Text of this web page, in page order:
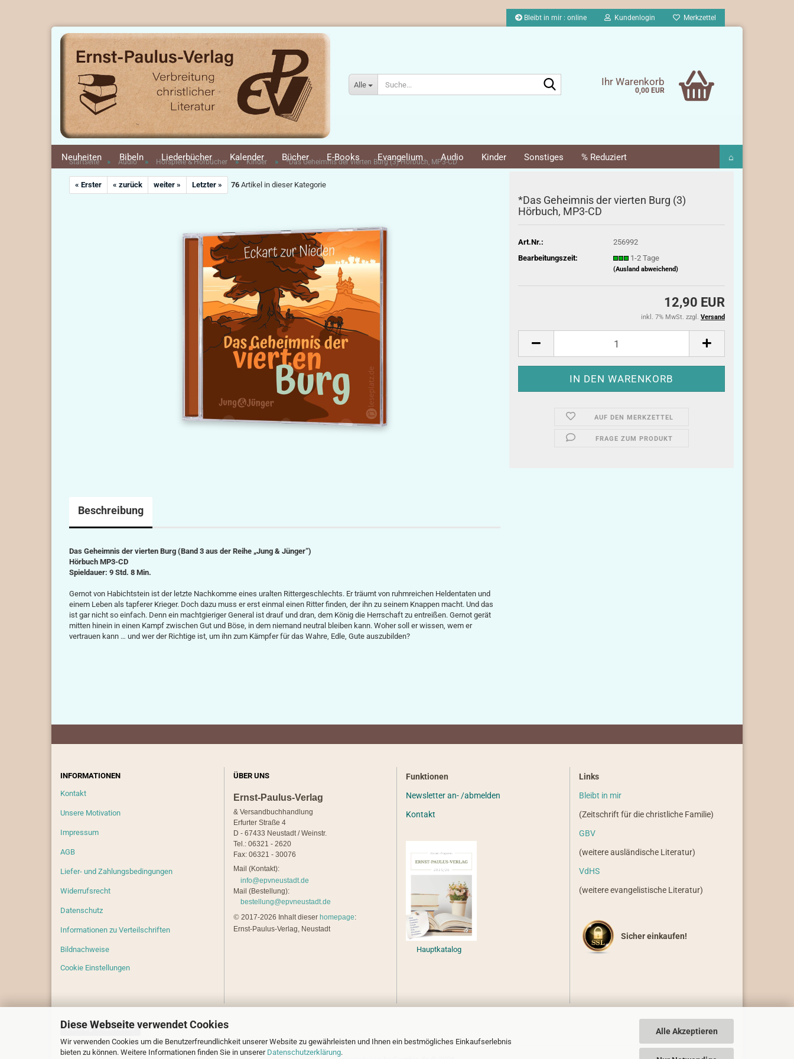
Diese Webseite verwendet Cookies
Wir verwenden Cookies um die Benutzerfreundlichkeit unserer Website zu gewährleisten und Ihnen ein bestmögliches Einkaufserlebnis
bieten zu können. Weitere Informationen finden Sie in unserer Datenschutzerklärung.
Alle Akzeptieren
Bleibt in mir : online Kundenlogin Merkzettel
Alle Ihr Warenkorb
0,00 EUR
Neuheiten Bibeln Liederbücher Kalender Bücher E-Books Evangelium Audio Kinder Sonstiges % Reduziert ⌂
Startseite » Audio » Hörspiele & Hörbücher » Kinder » *Das Geheimnis der vierten Burg (3) Hörbuch, MP3-CD
« Erster « zurück weiter » Letzter » 76 Artikel in dieser Kategorie
*Das Geheimnis der vierten Burg (3)
Hörbuch, MP3-CD
Art.Nr.:
256992
Bearbeitungszeit:
1-2 Tage
(Ausland abweichend)
12,90 EUR
inkl. 7% MwSt. zzgl. Versand
AUF DEN MERKZETTEL
FRAGE ZUM PRODUKT
Beschreibung
Das Geheimnis der vierten Burg (Band 3 aus der Reihe „Jung & Jünger“)
Hörbuch MP3-CD
Spieldauer: 9 Std. 8 Min.
Gernot von Habichtstein ist der letzte Nachkomme eines uralten Rittergeschlechts. Er träumt von ruhmreichen Heldentaten und
einem Leben als tapferer Krieger. Doch dazu muss er erst einmal einen Ritter finden, der ihn zu seinem Knappen macht. Und das
ist gar nicht so einfach. Denn ein machtgieriger General ist drauf und dran, dem König die Herrschaft zu entreißen. Gernot gerät
mitten hinein in einen Kampf zwischen Gut und Böse, in dem niemand neutral bleiben kann. Woher soll er wissen, wem er
vertrauen kann … und wer der Richtige ist, um ihn zum Kämpfer für das Wahre, Edle, Gute auszubilden?
INFORMATIONEN
Kontakt
Unsere Motivation
Impressum
AGB
Liefer- und Zahlungsbedingungen
Widerrufsrecht
Datenschutz
Informationen zu Verteilschriften
Bildnachweise
Cookie Einstellungen
ÜBER UNS
Ernst-Paulus-Verlag
& Versandbuchhandlung
Erfurter Straße 4
D - 67433 Neustadt / Weinstr.
Tel.: 06321 - 2620
Fax: 06321 - 30076
Mail (Kontakt):
info@epvneustadt.de
Mail (Bestellung):
bestellung@epvneustadt.de
© 2017-2026 Inhalt dieser homepage:
Ernst-Paulus-Verlag, Neustadt
Funktionen
Newsletter an- /abmelden
Kontakt
Hauptkatalog
Links
Bleibt in mir
(Zeitschrift für die christliche Familie)
GBV
(weitere ausländische Literatur)
VdHS
(weitere evangelistische Literatur)
Sicher einkaufen!
Vertrag widerrufen